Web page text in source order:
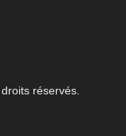
réservés.